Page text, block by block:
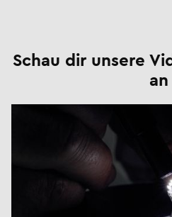
Schau dir unsere
an